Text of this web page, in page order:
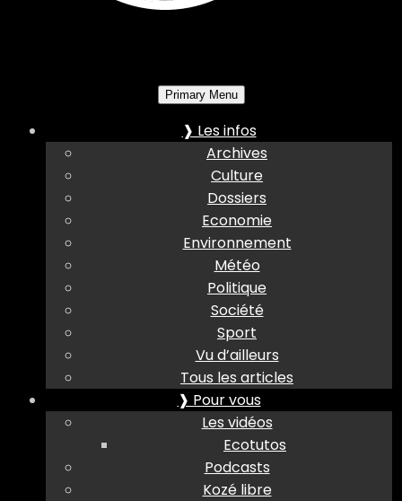
Primary Menu
❱ Les infos
Archives
Culture
Dossiers
Economie
Environnement
Météo
Politique
Société
Sport
Vu d’ailleurs
Tous les articles
❱ Pour vous
Les vidéos
Ecotutos
Podcasts
Kozé libre